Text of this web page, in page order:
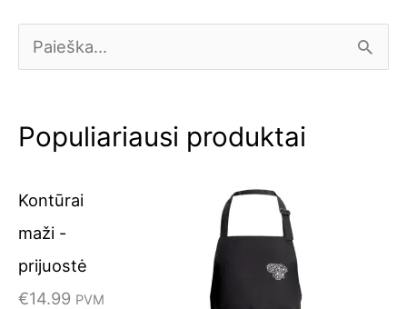
k
:
Populiariausi produktai
Kontūrai
maži -
prijuostė
€14.99 PVM